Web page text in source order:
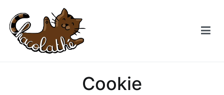
contenu
Cookie